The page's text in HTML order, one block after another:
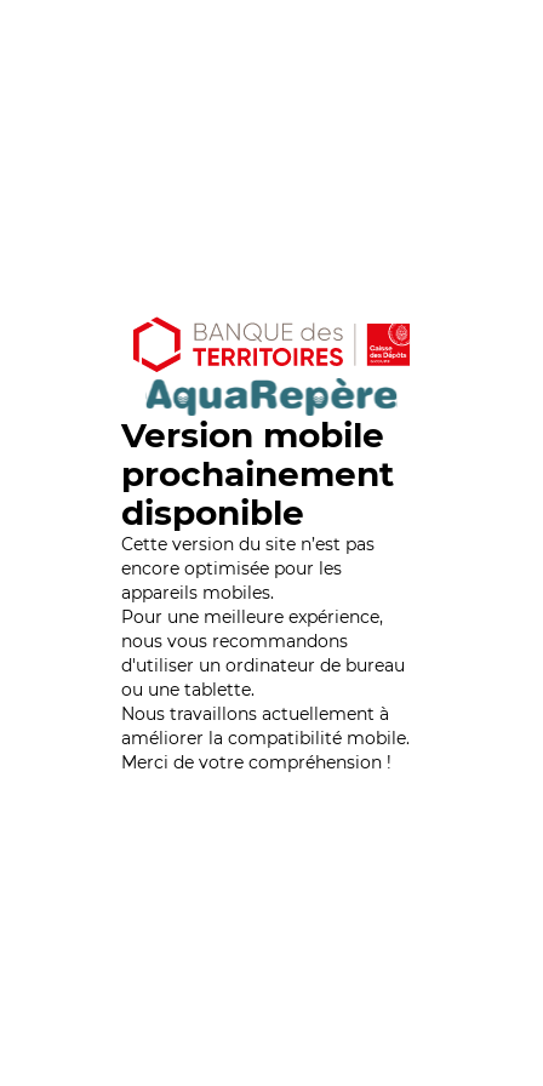
Version mobile
prochainement
disponible
Cette version du site n’est pas
encore optimisée pour les
appareils mobiles.
Pour une meilleure expérience,
nous vous recommandons
d'utiliser un ordinateur de bureau
ou une tablette.
Nous travaillons actuellement à
améliorer la compatibilité mobile.
Merci de votre compréhension !